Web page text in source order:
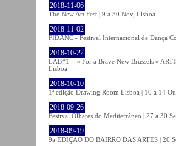
2018-11-06
The New Art Fest | 9 a 30 Nov, Lisboa
2018-11-02
FIDANC - Festival Internacional de Dança
2018-10-22
LAB#1 – « For a Brave New Brussels »
Lisboa
2018-10-10
1ª edição Drawing Room Lisboa | 10 a 14
2018-09-26
Festival Olhares do Mediterrâneo | 27 a 30
2018-09-19
9a EDIÇÃO DO BAIRRO DAS ARTES | 20